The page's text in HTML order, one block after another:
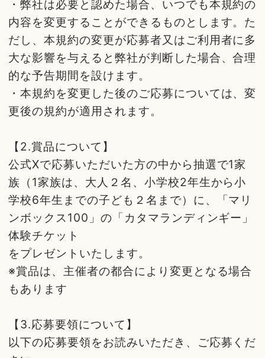
・弊社は必要と認めた場合、いつでも本規約の
内容を変更することができるものとします。た
だし、本規約の変更が応募者又はご利用者に多
大な影響を与えると弊社が判断した場合、合理
的な予告期間を設けます。
・本規約を変更した後のご応募については、変
更後の規約が適用されます。
【2.賞品について】
公式Xで応募いただいた方の中から抽選で1家
族（1家族は、大人２名、小学校2年生から小
学校6年生までの子ども２名まで）に、「マリ
ンボックス100」の「カタマランディンギー」
体験チケット
をプレゼントいたします。
※賞品は、主催者の都合により変更となる場合
もあります
【3.応募要領について】
以下の応募要領をお読みいただき、ご応募くだ